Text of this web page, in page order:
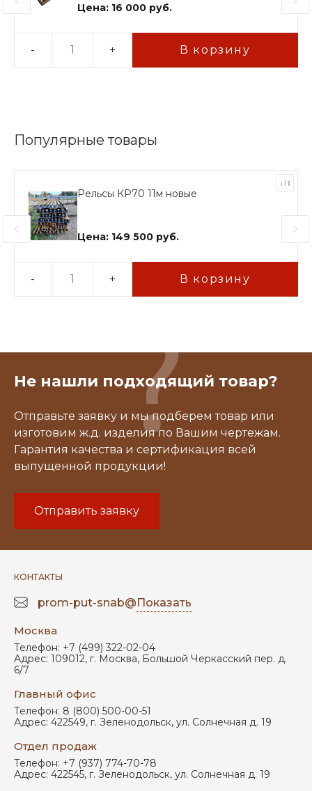
Цена: 16 000 руб.
- + В корзину
Популярные товары
Рельсы КР70 11м новые
Цена: 149 500 руб.
- + В корзину
Не нашли подходящий товар?
Отправьте заявку и мы подберем товар или
изготовим ж.д. изделия по Вашим чертежам.
Гарантия качества и сертификация всей
выпущенной продукции!
Отправить заявку
КОНТАКТЫ
prom-put-snab@Показать
Москва
Телефон: +7 (499) 322-02-04
Адрес: 109012, г. Москва, Большой Черкасский пер. д.
6/7
Главный офис
Телефон: 8 (800) 500-00-51
Адрес: 422549, г. Зеленодольск, ул. Солнечная д. 19
Отдел продаж
Телефон: +7 (937) 774-70-78
Адрес: 422545, г. Зеленодольск, ул. Солнечная д. 19